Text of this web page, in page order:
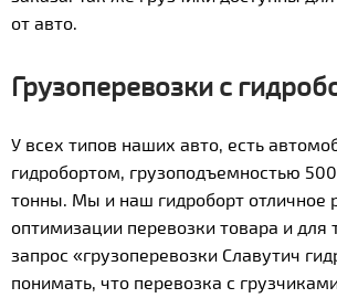
от авто.
Грузоперевозки с
У всех типов наших авто, есть
гидробортом, грузоподъемностью 500
тонны. Мы и наш гидроборт отличное
оптимизации перевозки товара и для
запрос «грузоперевозки Славутич
понимать, что перевозка с